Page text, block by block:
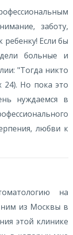
заботу,
Если бы
больные и
"Тогда никто
24). Но пока это
нуждаемся в
любви к
на
ним из Москвы в
этой клинике